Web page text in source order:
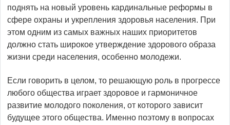
поднять на новый уровень кардинальные реформы в
сфере охраны и укрепления здоровья населения. При
этом одним из самых важных наших приоритетов
должно стать широкое утверждение здорового образа
жизни среди населения, особенно молодежи.
Если говорить в целом, то решающую роль в прогрессе
любого общества играет здоровое и гармоничное
развитие молодого поколения, от которого зависит
будущее этого общества. Именно поэтому в вопросах